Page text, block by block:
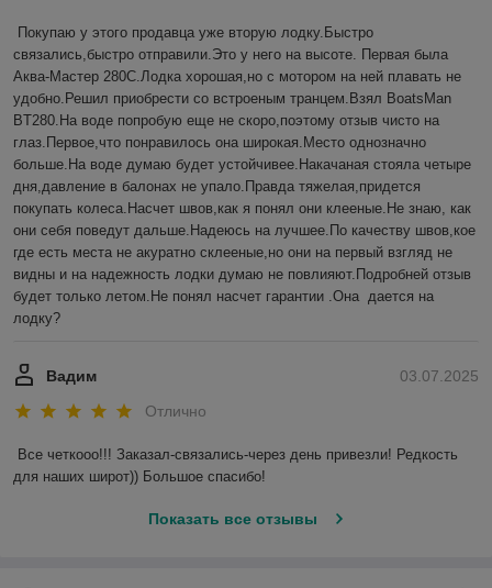
Покупаю у этого продавца уже вторую лодку.Быстро
связались,быстро отправили.Это у него на высоте. Первая была
Аква-Мастер 280С.Лодка хорошая,но с мотором на ней плавать не
удобно.Решил приобрести со встроеным транцем.Взял BoatsMan
BT280.На воде попробую еще не скоро,поэтому отзыв чисто на
глаз.Первое,что понравилось она широкая.Место однозначно
больше.На воде думаю будет устойчивее.Накачаная стояла четыре
дня,давление в балонах не упало.Правда тяжелая,придется
покупать колеса.Насчет швов,как я понял они клееные.Не знаю, как
они себя поведут дальше.Надеюсь на лучшее.По качеству швов,кое
где есть места не акуратно склееные,но они на первый взгляд не
видны и на надежность лодки думаю не повлияют.Подробней отзыв
будет только летом.Не понял насчет гарантии .Она  дается на
лодку?
03.07.2025
Вадим
Отлично
Все четкооо!!! Заказал-связались-через день привезли! Редкость
для наших широт)) Большое спасибо!
Показать все отзывы